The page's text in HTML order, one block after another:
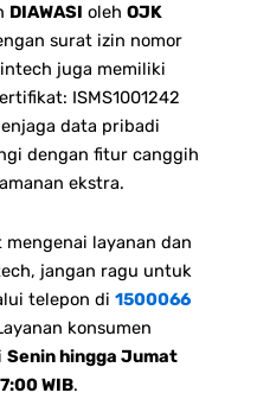
DIAWASI oleh OJK
surat izin nomor
juga memiliki
ISMS1001242
data pribadi
dengan fitur canggih
ekstra.
layanan dan
jangan ragu untuk
telepon di 1500066
konsumen
Senin hingga Jumat
WIB.